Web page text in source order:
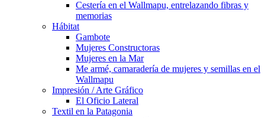
Cestería en el Wallmapu, entrelazando fibras y
memorias
Hábitat
Gambote
Mujeres Constructoras
Mujeres en la Mar
Me armé, camaradería de mujeres y semillas en el
Wallmapu
Impresión / Arte Gráfico
El Oficio Lateral
Textil en la Patagonia